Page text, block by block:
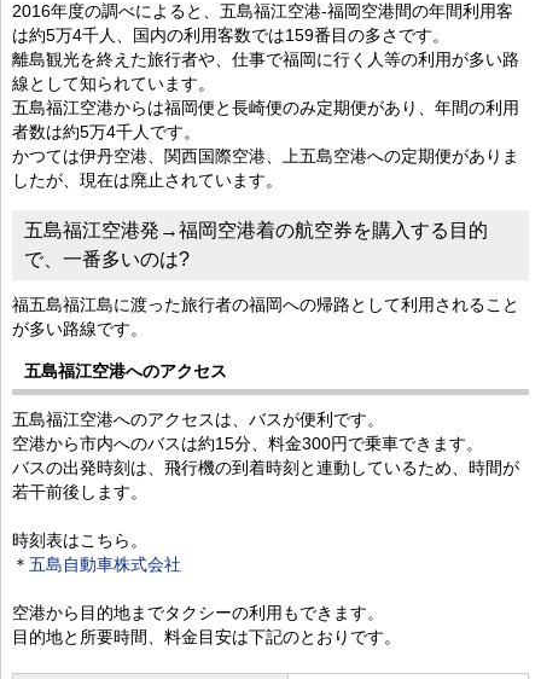
2016年度の調べによると、五島福江空港-福岡空港間の年間利用客
は約5万4千人、国内の利用客数では159番目の多さです。
離島観光を終えた旅行者や、仕事で福岡に行く人等の利用が多い路
線として知られています。
五島福江空港からは福岡便と長崎便のみ定期便があり、年間の利用
者数は約5万4千人です。
かつては伊丹空港、関西国際空港、上五島空港への定期便がありま
したが、現在は廃止されています。
五島福江空港発→福岡空港着の航空券を購入する目的
で、一番多いのは?
福五島福江島に渡った旅行者の福岡への帰路として利用されること
が多い路線です。
五島福江空港へのアクセス
五島福江空港へのアクセスは、バスが便利です。
空港から市内へのバスは約15分、料金300円で乗車できます。
バスの出発時刻は、飛行機の到着時刻と連動しているため、時間が
若干前後します。
時刻表はこちら。
＊ 五島自動車株式会社
空港から目的地までタクシーの利用もできます。
目的地と所要時間、料金目安は下記のとおりです。